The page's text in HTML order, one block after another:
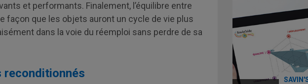
et performants. Finalement, l’équilibre entre
façon que les objets auront un cycle de vie plus
dans la voie du réemploi sans perdre de sa
reconditionnés